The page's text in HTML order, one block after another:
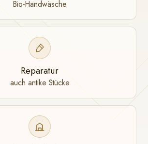
Bio-Handwäsche
Reparatur
auch antike Stücke